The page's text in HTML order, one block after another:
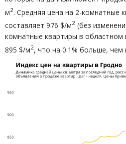
м2. Средняя цена на 2-комнатные
составляет 976 $/м2 (без
комнатные квартиры в областном
895 $/м2, что на 0.1% больше, чем